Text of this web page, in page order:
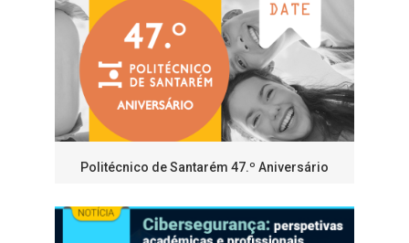
Politécnico de Santarém 47.º Aniversário